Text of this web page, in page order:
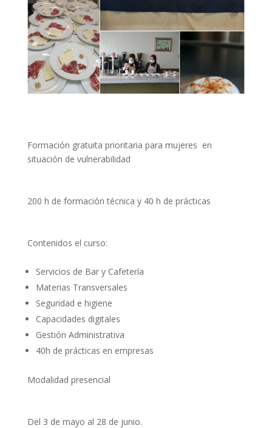
Formación gratuita prioritaria para mujeres en
situación de vulnerabilidad
200 h de formación técnica y 40 h de prácticas
Contenidos el curso:
Servicios de Bar y Cafetería
Materias Transversales
Seguridad e higiene
Capacidades digitales
Gestión Administrativa
40h de prácticas en empresas
Modalidad presencial
Del 3 de mayo al 28 de junio.